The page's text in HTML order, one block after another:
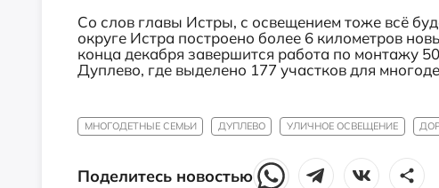
Со слов главы Истры, с освещением тоже всё
округе Истра построено более 6 километров
конца декабря завершится работа по монтажу
Дуплево, где выделено 177 участков для
МНОГОДЕТНЫЕ СЕМЬИ ДУПЛЕВО УЛИЧНОЕ ОСВЕЩЕНИЕ
Поделитесь новостью